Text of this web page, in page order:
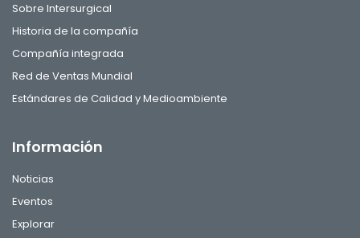
Sobre Intersurgical
Historia de la compañía
Compañía integrada
Red de Ventas Mundial
Estándares de Calidad y Medioambiente
Información
Noticias
Eventos
Explorar